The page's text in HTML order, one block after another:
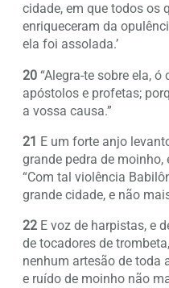
cidade, em que todos os
enriqueceram da
ela foi assolada.’
20 “Alegra-te sobre ela,
apóstolos e profetas;
a vossa causa.”
21 E um forte anjo
grande pedra de moinho,
“Com tal violência
grande cidade, e não
22 E voz de harpistas, e
de tocadores de
nenhum artesão de toda
e ruído de moinho não